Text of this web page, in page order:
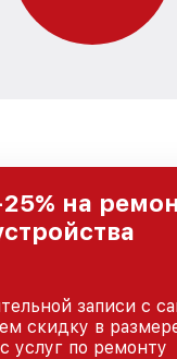
на
записи с
скидку в
услуг по ремонту